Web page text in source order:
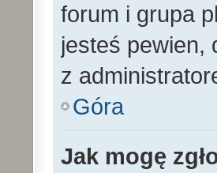
forum i grupa
jesteś pewien,
z
Góra
Jak mogę